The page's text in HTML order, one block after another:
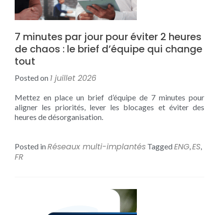
7 minutes par jour pour éviter 2 heures
de chaos : le brief d’équipe qui change
tout
Posted on 1 juillet 2026
Mettez en place un brief d’équipe de 7 minutes pour
aligner les priorités, lever les blocages et éviter des
heures de désorganisation.
Posted inRéseaux multi-implantés TaggedENG,ES,
FR